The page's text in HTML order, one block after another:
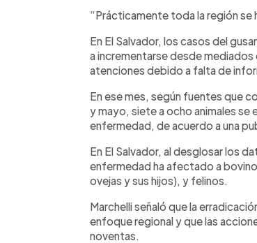
“Prácticamente toda la región se
En El Salvador, los casos del
a incrementarse desde
atenciones debido a falta de
En ese mes, según fuentes que
y mayo, siete a ocho animales se
enfermedad, de acuerdo a una
En El Salvador, al desglosar los
enfermedad ha afectado a
ovejas y sus hijos), y felinos.
Marchelli señaló que la
enfoque regional y que las
noventas.